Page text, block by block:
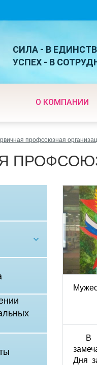
СИЛА - В
УСПЕХ - В
О КОМПАНИИ
профсоюзная
В
Дня